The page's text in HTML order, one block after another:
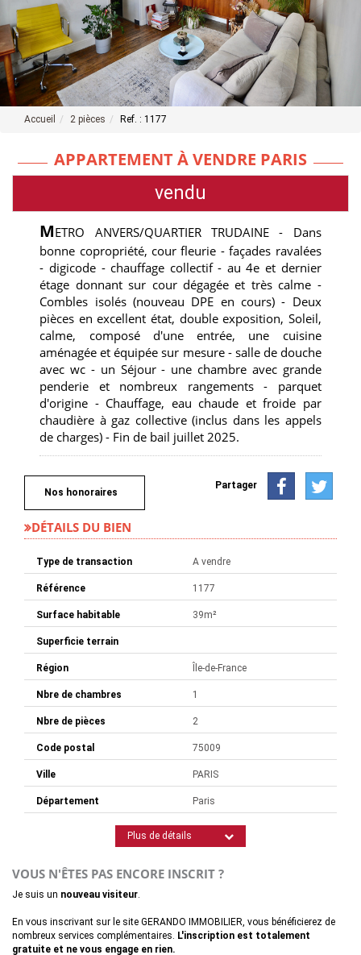
Accueil 2 pièces Ref. : 1177
APPARTEMENT À VENDRE PARIS
vendu
METRO ANVERS/QUARTIER TRUDAINE - Dans
bonne copropriété, cour fleurie - façades ravalées
- digicode - chauffage collectif - au 4e et dernier
étage donnant sur cour dégagée et très calme -
Combles isolés (nouveau DPE en cours) - Deux
pièces en excellent état, double exposition, Soleil,
calme, composé d'une entrée, une cuisine
aménagée et équipée sur mesure - salle de douche
avec wc - un Séjour - une chambre avec grande
penderie et nombreux rangements - parquet
d'origine - Chauffage, eau chaude et froide par
chaudière à gaz collective (inclus dans les appels
de charges) - Fin de bail juillet 2025.
Nos honoraires
Partager
DÉTAILS DU BIEN
Type de transaction A vendre
Référence 1177
Surface habitable 39m²
Superficie terrain
Région Île-de-France
Nbre de chambres 1
Nbre de pièces 2
Code postal 75009
Ville PARIS
Département Paris
Plus de détails
VOUS N'ÊTES PAS ENCORE INSCRIT ?
Je suis un nouveau visiteur.
En vous inscrivant sur le site GERANDO IMMOBILIER, vous bénéficierez de
nombreux services complémentaires. L'inscription est totalement
gratuite et ne vous engage en rien.